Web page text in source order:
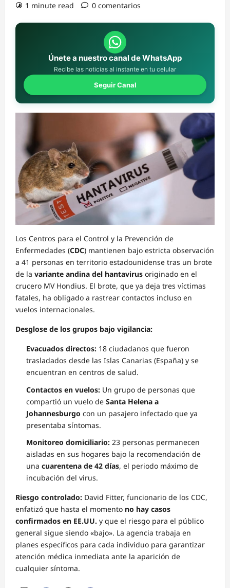
1 minute read
0 comentarios
Únete a nuestro canal de WhatsApp
Recibe las noticias al instante en tu celular
Seguir Canal
Los Centros para el Control y la Prevención de
Enfermedades (CDC) mantienen bajo estricta observación
a 41 personas en territorio estadounidense tras un brote
de la variante andina del hantavirus originado en el
crucero MV Hondius. El brote, que ya deja tres víctimas
fatales, ha obligado a rastrear contactos incluso en
vuelos internacionales.
Desglose de los grupos bajo vigilancia:
Evacuados directos: 18 ciudadanos que fueron
trasladados desde las Islas Canarias (España) y se
encuentran en centros de salud.
Contactos en vuelos: Un grupo de personas que
compartió un vuelo de Santa Helena a
Johannesburgo con un pasajero infectado que ya
presentaba síntomas.
Monitoreo domiciliario: 23 personas permanecen
aisladas en sus hogares bajo la recomendación de
una cuarentena de 42 días, el periodo máximo de
incubación del virus.
Riesgo controlado: David Fitter, funcionario de los CDC,
enfatizó que hasta el momento no hay casos
confirmados en EE.UU. y que el riesgo para el público
general sigue siendo «bajo». La agencia trabaja en
planes específicos para cada individuo para garantizar
atención médica inmediata ante la aparición de
cualquier síntoma.